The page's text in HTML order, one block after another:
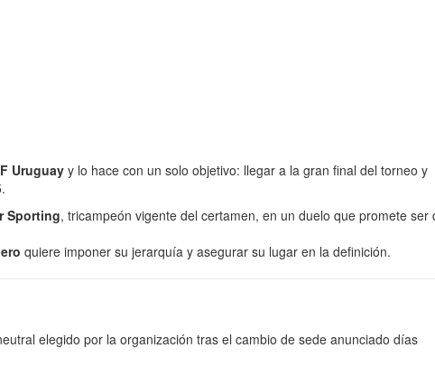
Uruguay y lo hace con un solo objetivo: llegar a la gran final del torneo y
Sporting, tricampeón vigente del certamen, en un duelo que promete ser
quiere imponer su jerarquía y asegurar su lugar en la definición.
elegido por la organización tras el cambio de sede anunciado días